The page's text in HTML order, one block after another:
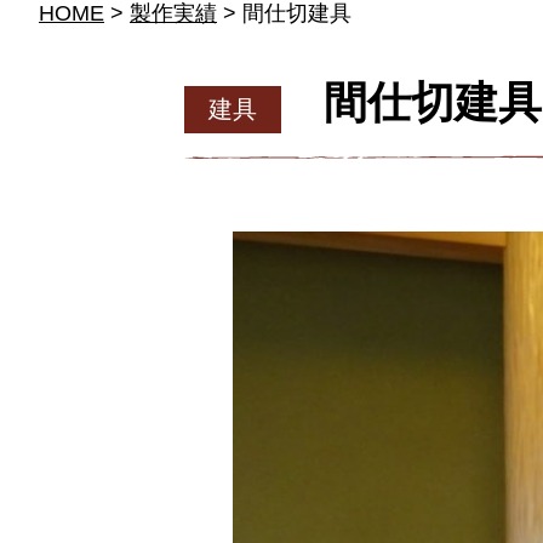
HOME > 製作実績 > 間仕切建具
建具 間仕切建具